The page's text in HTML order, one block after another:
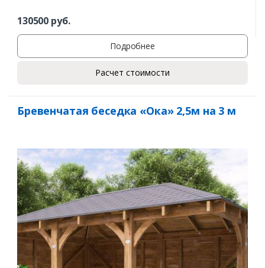
130500 руб.
Подробнее
Расчет стоимости
Бревенчатая беседка «Ока» 2,5м на 3 м